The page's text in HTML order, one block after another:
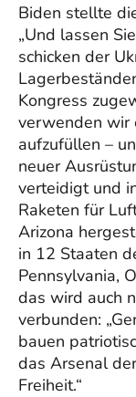
Biden stellte
„Und lassen
schicken der
Kongress
verwenden wir
aufzufüllen –
neuer
verteidigt und
Raketen für
Arizona
in 12 Staaten
Pennsylvania,
das wird auch
verbunden:
bauen
das Arsenal
Freiheit.“